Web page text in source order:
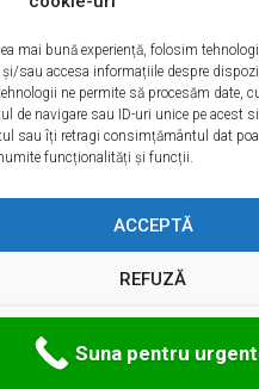
mai bună experiență, folosim
sau accesa informațiile despre
ne permite să procesăm date,
de navigare sau ID-uri unice pe acest
sau îți retragi consimțământul dat
funcționalități și funcții.
ACCEPTĂ
REFUZĂ
Suna pentru